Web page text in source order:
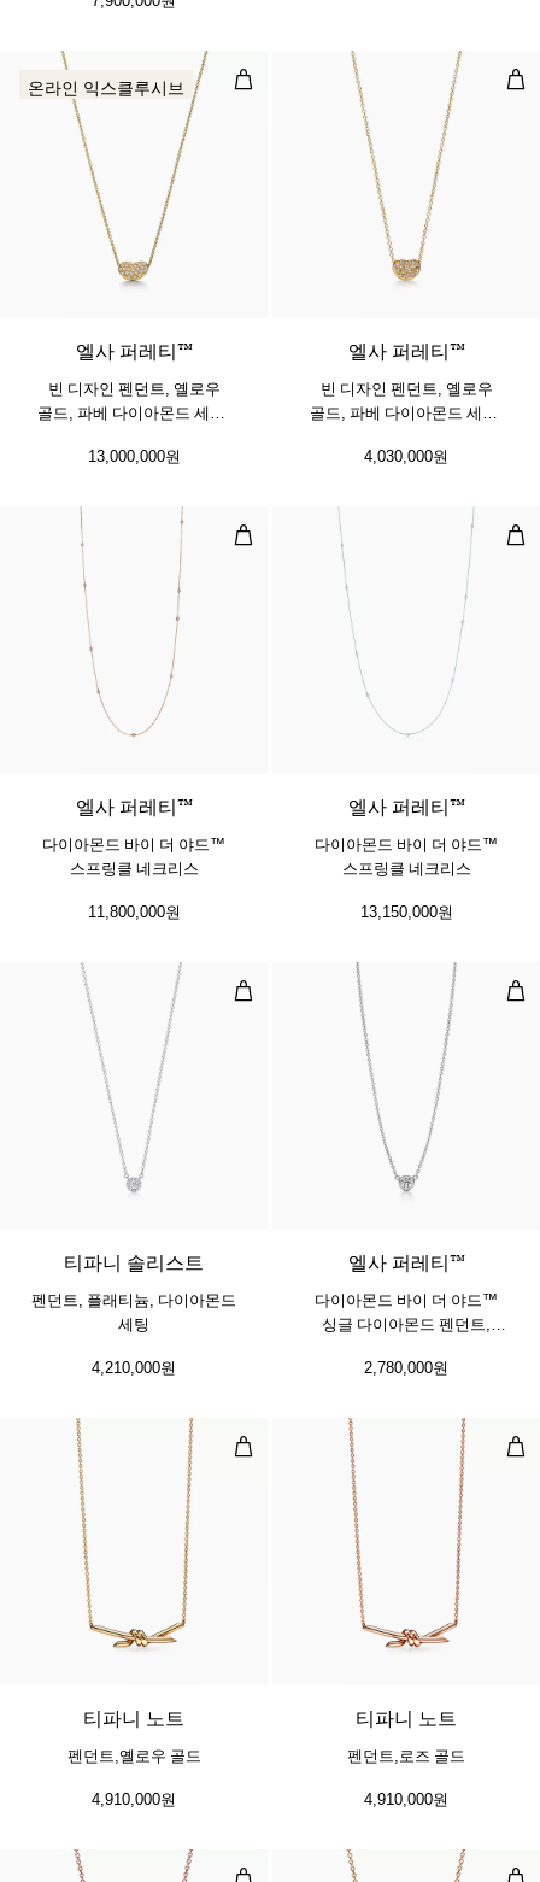
빈 디자인 펜던트, 옐로우 골드, 파
2 소재
온라인 익스클루시브
엘사 퍼레티™
빈 디자인 펜던트, 옐로우
골드, 파베 다이아몬드 세팅,
13,000,000원
빈
엘사 퍼레티™
빈 디자인 펜던트, 옐로우
골드, 파베 다이아몬드 세팅,
4,030,000원
다이아몬드 바이 더 야드™ 스프링
2 소재
엘사 퍼레티™
다이아몬드 바이 더 야드™
스프링클 네크리스
11,800,000원
다
엘사 퍼레티™
다이아몬드 바이 더 야드™
스프링클 네크리스
13,150,000원
펜던트, 플래티늄, 다이아몬드 세팅
티파니 솔리스트
펜던트, 플래티늄, 다이아몬드
세팅
4,210,000원
다
엘사 퍼레티™
다이아몬드 바이 더 야드™
싱글 다이아몬드 펜던트,
2,780,000원
펜던트,옐로우 골드
2 소재
티파니 노트
펜던트,옐로우 골드
4,910,000원
펜
티파니 노트
펜던트,로즈 골드
4,910,000원
다이아몬드 및 터쿼이즈 써클 펜던
다